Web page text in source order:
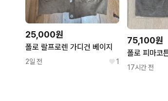
25,000원
폴로 랄프로렌 가디건 베이지
2일 전 1
75,100원
17시간 전